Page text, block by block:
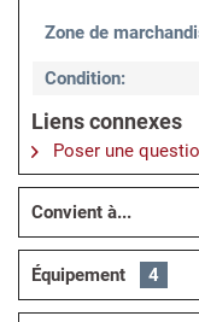
Zone de
Condition:
Liens connexes
Poser une
Convient à...
Équipement 4